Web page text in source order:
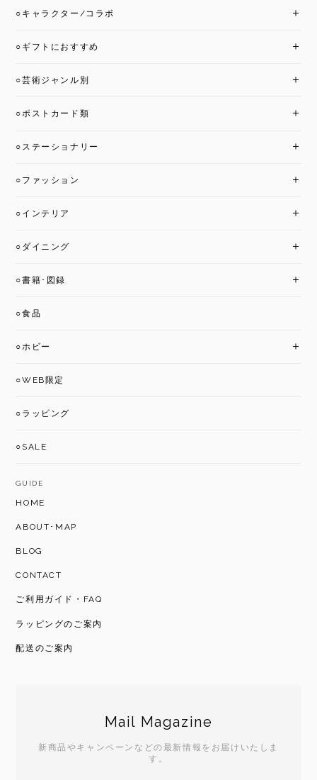
○キャラクター/コラボ
○ギフトにおすすめ
○芸術ジャンル別
○ポストカード類
○ステーショナリー
○ファッション
○インテリア
○ダイニング
○書籍･図録
○食品
○ホビー
○WEB限定
○ラッピング
○SALE
GUIDE
HOME
ABOUT･MAP
BLOG
CONTACT
ご利用ガイド・FAQ
ラッピングのご案内
配送のご案内
Mail Magazine
新商品やキャンペーンなどの最新情報をお届けいたしま
す。